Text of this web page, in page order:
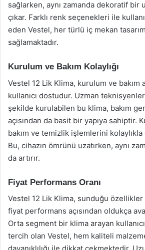
sağlarken, aynı zamanda dekoratif bir
çıkar. Farklı renk seçenekleri ile
eden Vestel, her türlü iç mekan
sağlamaktadır.
Kurulum ve Bakım Kolaylığı
Vestel 12 Lik Klima, kurulum ve bakım
kullanıcı dostudur. Uzman
şekilde kurulabilen bu klima, bakım
açısından da basit bir yapıya sahiptir.
bakım ve temizlik işlemlerini
Bu, cihazın ömrünü uzatırken, aynı
da artırır.
Fiyat Performans Oranı
Vestel 12 Lik Klima, sunduğu
fiyat performans açısından oldukça
Orta segment bir klima arayan
tercih olan Vestel, hem kaliteli